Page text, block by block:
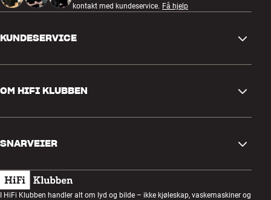
kontakt med kundeservice. Få hjelp
KUNDESERVICE
Spørsmål og svar
Retur og reklamasjon
Angre på bestilling
Handelsbetingelser
OM HIFI KLUBBEN
Om oss
Kundeklubb
Lyttekveld
SNARVEIER
Gavekort
I HiFi Klubben handler alt om lyd og bilde – ikke kjøleskap, vaskemaskiner og